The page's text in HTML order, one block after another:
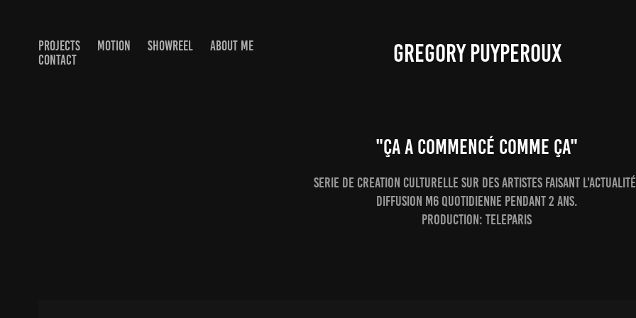
PROJECTS MOTION SHOWREEL
ABOUT ME
CONTACT
GREGORY PUYPEROUX
"ÇA A COMMENCÉ COMME ÇA"
Serie de creation culturelle sur des artistes faisant
diffusion M6 quotidienne pendant 2 ans.
Production: Teleparis